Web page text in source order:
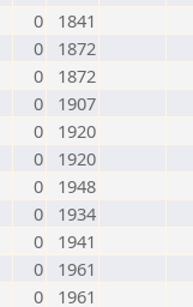
0
1841
0
1872
0
1872
0
1907
0
1920
0
1920
0
1948
0
1934
0
1941
0
1961
0
1961